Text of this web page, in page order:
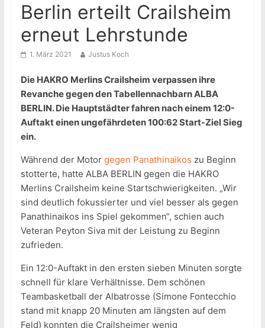
Berlin erteilt Crailsheim
erneut Lehrstunde
1. März 2021 Justus Koch
Die HAKRO Merlins Crailsheim verpassen ihre
Revanche gegen den Tabellennachbarn ALBA
BERLIN. Die Hauptstädter fahren nach einem 12:0-
Auftakt einen ungefährdeten 100:62 Start-Ziel Sieg
ein.
Während der Motor gegen Panathinaikos zu Beginn
stotterte, hatte ALBA BERLIN gegen die HAKRO
Merlins Crailsheim keine Startschwierigkeiten. „Wir
sind deutlich fokussierter und viel besser als gegen
Panathinaikos ins Spiel gekommen“, schien auch
Veteran Peyton Siva mit der Leistung zu Beginn
zufrieden.
Ein 12:0-Auftakt in den ersten sieben Minuten sorgte
schnell für klare Verhältnisse. Dem schönen
Teambasketball der Albatrosse (Simone Fontecchio
stand mit knapp 20 Minuten am längsten auf dem
Feld) konnten die Crailsheimer wenig